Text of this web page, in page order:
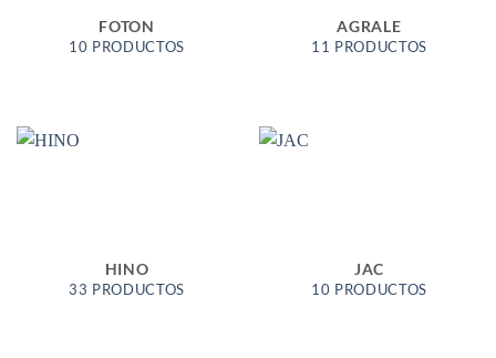
FOTON
10 PRODUCTOS
AGRALE
11 PRODUCTOS
HINO
33 PRODUCTOS
JAC
10 PRODUCTOS